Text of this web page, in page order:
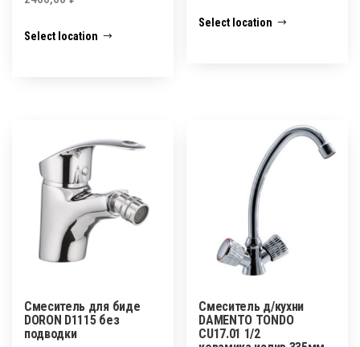
Select location
Select location
Смеситель для биде
DORON D1115 без
подводки
Смеситель д/кухни
DAMENTO TONDO
CU17.01 1/2